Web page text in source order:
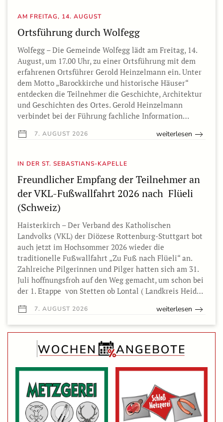
AM FREITAG, 14. AUGUST
Ortsführung durch Wolfegg
Wolfegg – Die Gemeinde Wolfegg lädt am Freitag, 14.
August, um 17.00 Uhr, zu einer Ortsführung mit dem
erfahrenen Ortsführer Gerold Heinzelmann ein. Unter
dem Motto „Barockkirche und historische Häuser“
entdecken die Teilnehmer die Geschichte, Architektur
und Geschichten des Ortes. Gerold Heinzelmann
verbindet bei der Führung fachliche Information…
7. AUGUST 2026 weiterlesen
IN DER ST. SEBASTIANS-KAPELLE
Freundlicher Empfang der Teilnehmer an
der VKL-Fußwallfahrt 2026 nach Flüeli
(Schweiz)
Haisterkirch – Der Verband des Katholischen
Landvolks (VKL) der Diözese Rottenburg-Stuttgart bot
auch jetzt im Hochsommer 2026 wieder die
traditionelle Fußwallfahrt „Zu Fuß nach Flüeli“ an.
Zahlreiche Pilgerinnen und Pilger hatten sich am 31.
Juli hoffnungsfroh auf den Weg gemacht, um schon bei
der 1. Etappe von Stetten ob Lontal ( Landkreis Heid…
7. AUGUST 2026 weiterlesen